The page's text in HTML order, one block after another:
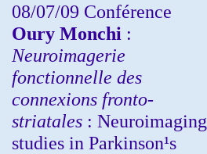
08/07/09 Conférence
Oury Monchi :
Neuroimagerie
fonctionnelle des
connexions fronto-
striatales : Neuroimaging
studies in Parkinson¹s